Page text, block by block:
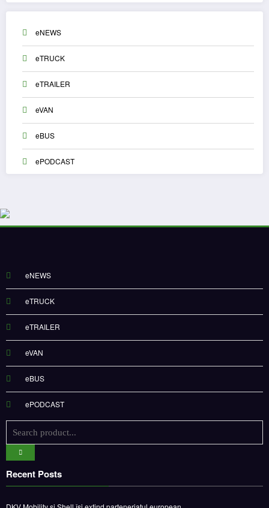
eNEWS
eTRUCK
eTRAILER
eVAN
eBUS
ePODCAST
eNEWS
eTRUCK
eTRAILER
eVAN
eBUS
ePODCAST
Recent Posts